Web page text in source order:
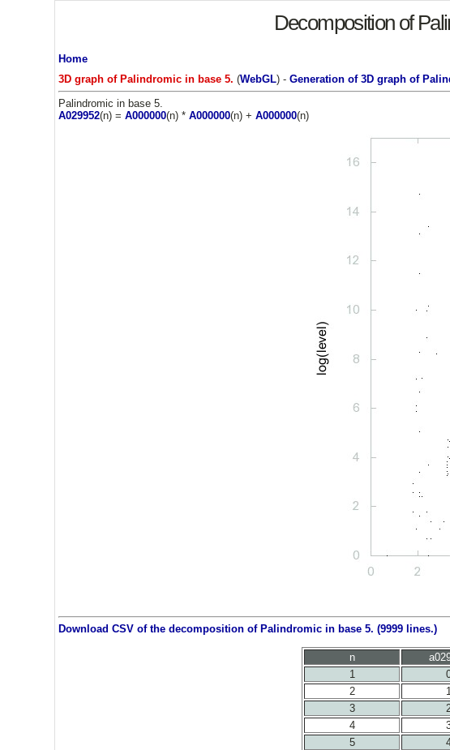
Decomposition of
Home
3D graph of Palindromic in base 5. (WebGL) - Generation of 3D graph of
Palindromic in base 5.
A029952(n) = A000000(n) * A000000(n) + A000000(n)
Download CSV of the decomposition of Palindromic in base 5. (9999 lines.)
n
1
2
3
4
5